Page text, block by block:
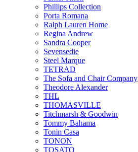
Phillips Collection
Porta Romana
Ralph Lauren Home
Regina Andrew
Sandra Cooper
Sevensedie
Steel Marque
TETRAD
The Sofa and Chair Company
Theodore Alexander
THL
THOMASVILLE
Titchmarsh & Goodwin
Tommy Bahama
Tonin Casa
TONON
TOSATO